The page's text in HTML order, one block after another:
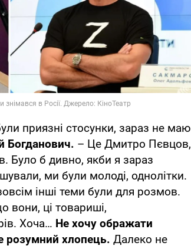
приязні стосунки, зараз не маю
Богданович. – Це Дмитро Пєвцов,
Було б дивно, якби я зараз
ми були молоді, однолітки.
інші теми були для розмов.
вони, ці товариші,
Хоча… Не хочу ображати
розумний хлопець. Далеко не